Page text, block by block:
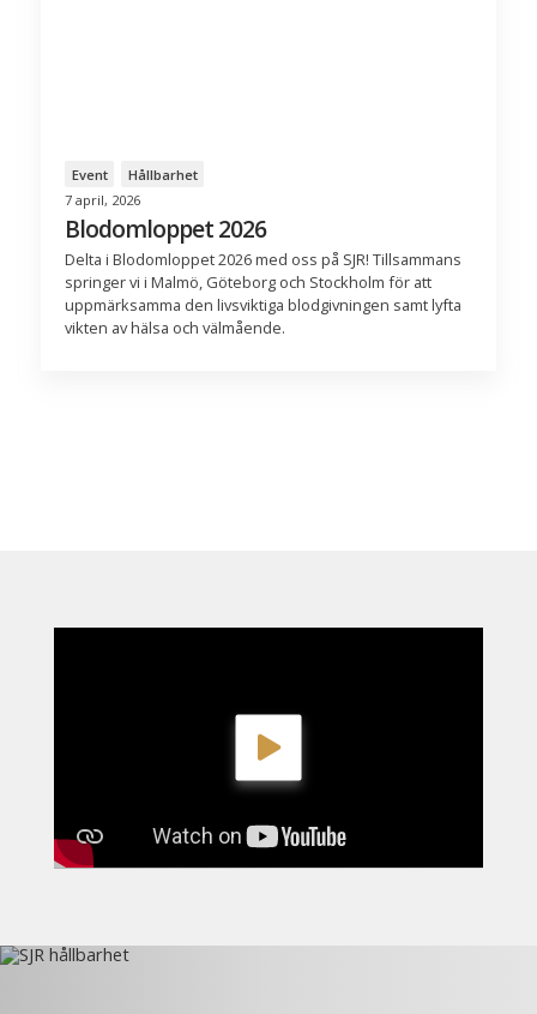
Event
Hållbarhet
7 april, 2026
Blodomloppet 2026
Delta i Blodomloppet 2026 med oss på SJR! Tillsammans
springer vi i Malmö, Göteborg och Stockholm för att
uppmärksamma den livsviktiga blodgivningen samt lyfta
vikten av hälsa och välmående.